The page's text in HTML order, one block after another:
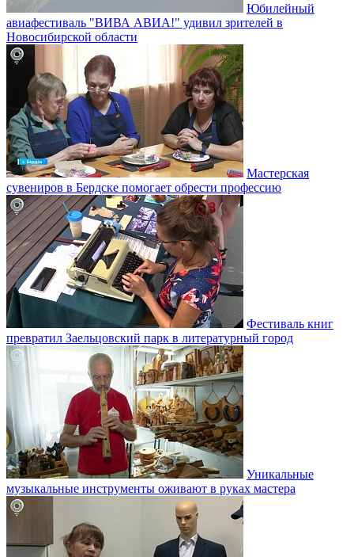
Юбилейный
авиафестиваль "ВИВА АВИА!" удивил зрителей в
Новосибирской области
Мастерская
сувениров в Бердске помогает обрести профессию
Фестиваль книг
превратил Заельцовский парк в литературный город
Уникальные
музыкальные инструменты оживают в руках мастера